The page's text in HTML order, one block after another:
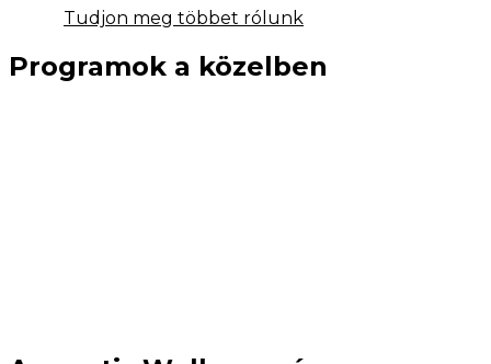
Tudjon meg többet rólunk
Programok a közelben